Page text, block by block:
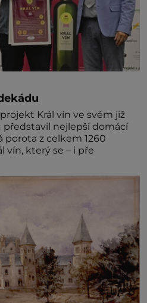
Král vín ve svém již
nejlepší domácí
porota z celkem 1260
od 157 vinařů. Král vín, který se – i pře